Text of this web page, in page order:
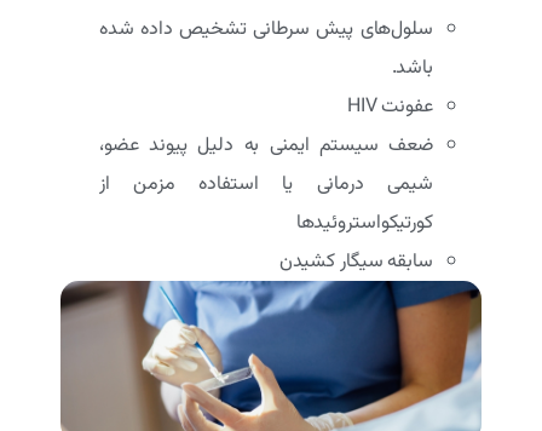
سلول‌های پیش سرطانی تشخیص داده شده
باشد.
عفونت HIV
ضعف سیستم ایمنی به دلیل پیوند عضو،
شیمی درمانی یا استفاده مزمن از
کورتیکواستروئیدها
سابقه سیگار کشیدن